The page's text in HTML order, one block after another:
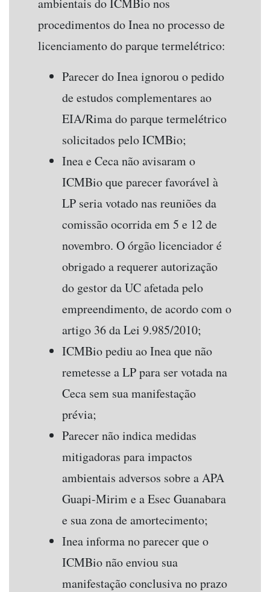
procedimentos do Inea no processo de
licenciamento do parque termelétrico:
Parecer do Inea ignorou o pedido
de estudos complementares ao
EIA/Rima do parque termelétrico
solicitados pelo ICMBio;
Inea e Ceca não avisaram o
ICMBio que parecer favorável à
LP seria votado nas reuniões da
comissão ocorrida em 5 e 12 de
novembro. O órgão licenciador é
obrigado a requerer autorização
do gestor da UC afetada pelo
empreendimento, de acordo com o
artigo 36 da Lei 9.985/2010;
ICMBio pediu ao Inea que não
remetesse a LP para ser votada na
Ceca sem sua manifestação
prévia;
Parecer não indica medidas
mitigadoras para impactos
ambientais adversos sobre a APA
Guapi-Mirim e a Esec Guanabara
e sua zona de amortecimento;
Inea informa no parecer que o
ICMBio não enviou sua
manifestação conclusiva no prazo